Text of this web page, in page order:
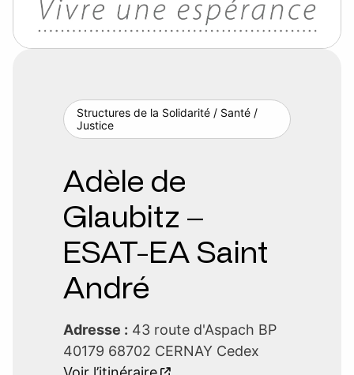
Structures de la Solidarité / Santé /
Justice
Adèle de
Glaubitz –
ESAT-EA Saint
André
Adresse : 43 route d'Aspach BP
40179 68702 CERNAY Cedex